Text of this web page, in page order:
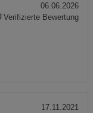
06.06.2026
Verifizierte Bewertung
17.11.2021